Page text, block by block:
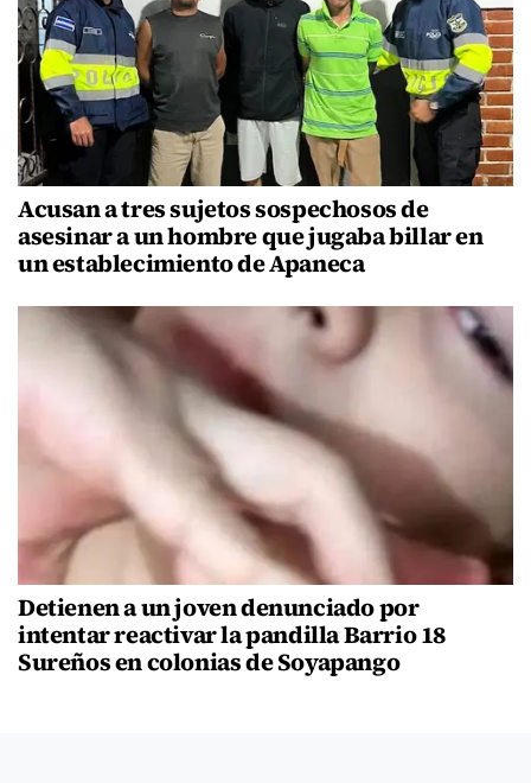
Acusan a tres sujetos sospechosos de
asesinar a un hombre que jugaba billar en
un establecimiento de Apaneca
Detienen a un joven denunciado por
intentar reactivar la pandilla Barrio 18
Sureños en colonias de Soyapango